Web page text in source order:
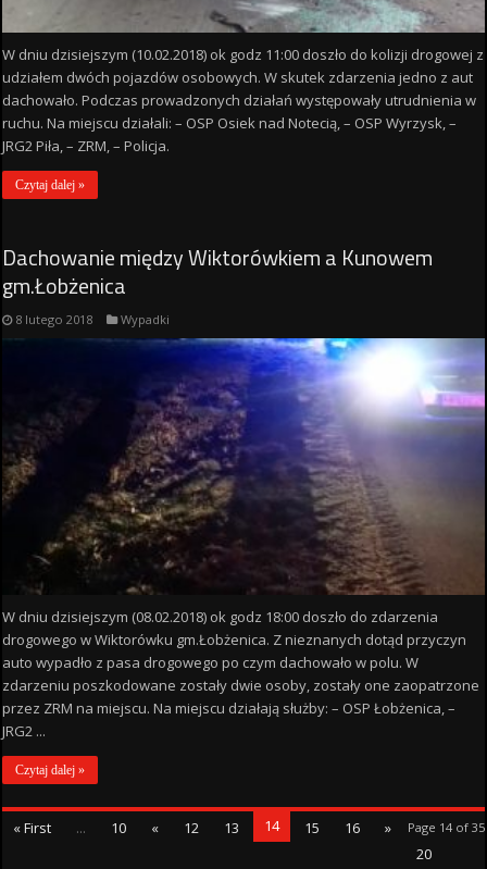
W dniu dzisiejszym (10.02.2018) ok godz 11:00 doszło do kolizji drogowej z
udziałem dwóch pojazdów osobowych. W skutek zdarzenia jedno z aut
dachowało. Podczas prowadzonych działań występowały utrudnienia w
ruchu. Na miejscu działali: – OSP Osiek nad Notecią, – OSP Wyrzysk, –
JRG2 Piła, – ZRM, – Policja.
Czytaj dalej »
Dachowanie między Wiktorówkiem a Kunowem
gm.Łobżenica
8 lutego 2018 Wypadki
W dniu dzisiejszym (08.02.2018) ok godz 18:00 doszło do zdarzenia
drogowego w Wiktorówku gm.Łobżenica. Z nieznanych dotąd przyczyn
auto wypadło z pasa drogowego po czym dachowało w polu. W
zdarzeniu poszkodowane zostały dwie osoby, zostały one zaopatrzone
przez ZRM na miejscu. Na miejscu działają służby: – OSP Łobżenica, –
JRG2 ...
Czytaj dalej »
Page 14 of 35
« First ... 10 « 12 13 14 15 16
»
20